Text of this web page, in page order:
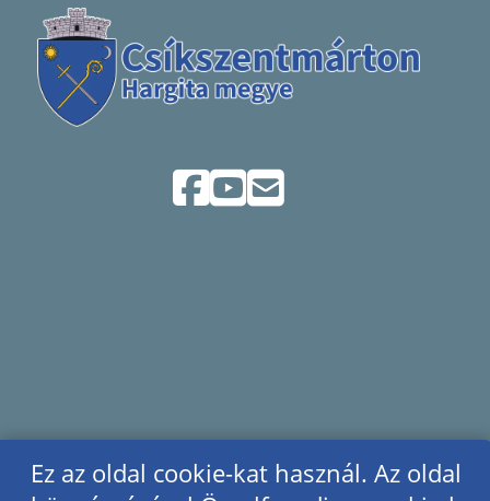
Ez az oldal cookie-kat használ. Az oldal